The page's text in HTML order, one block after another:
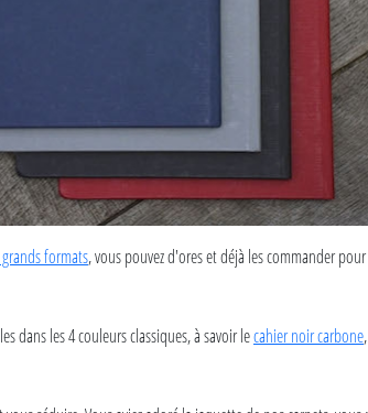
formats, vous pouvez d'ores et déjà les commander
dans les 4 couleurs classiques, à savoir lecahier noir carbone